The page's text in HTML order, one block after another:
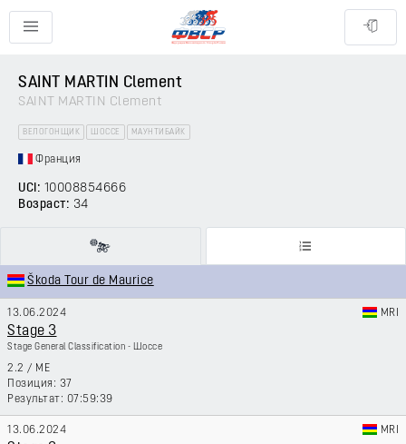
SAINT MARTIN Clement
SAINT MARTIN Clement
ВЕЛОГОНЩИК ШОССЕ МАУНТИБАЙК
Франция
UCI: 10008854666
Возраст: 34
Škoda Tour de Maurice
13.06.2024 MRI
Stage 3
Stage General Classification - Шоссе
2.2 / ME
37
07:59:39
13.06.2024 MRI